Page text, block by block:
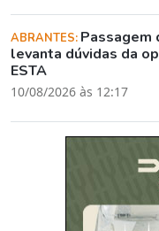
ABRANTES: Passagem
levanta dúvidas da
ESTA
10/08/2026 às 12:17